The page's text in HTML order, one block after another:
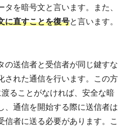
タを暗号文と言います。また、
に直すことを復号と言います。
の送信者と受信者が同じ鍵すな
された通信を行います。この方
ることがなければ、安全な暗
、通信を開始する際に送信者は
信者に送る必要があります。こ